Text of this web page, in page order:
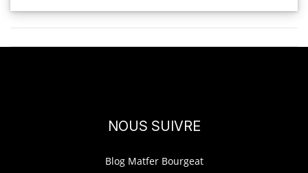
NOUS SUIVRE
Blog Matfer Bourgeat